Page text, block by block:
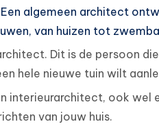
algemeen architect
van huizen tot
Dit is de persoon
hele nieuwe tuin wilt
interieurarchitect, ook wel
van jouw huis.